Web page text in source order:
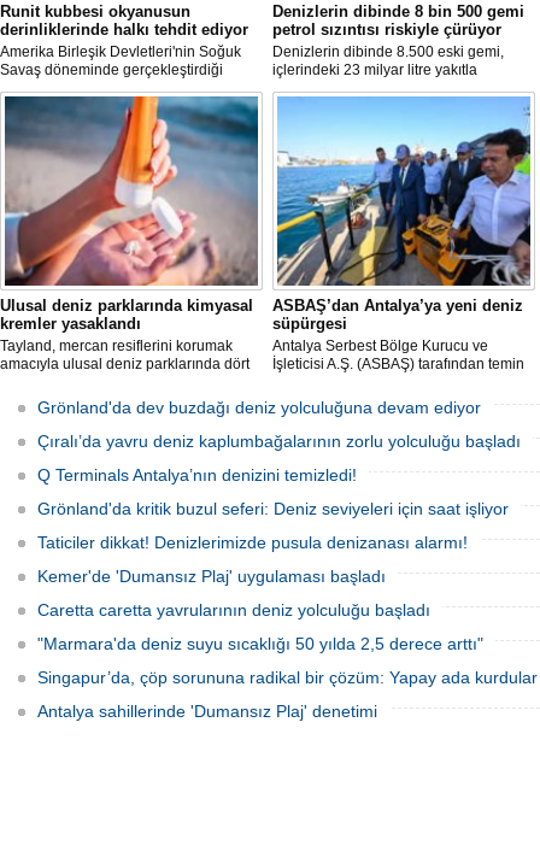
Runit kubbesi okyanusun
derinliklerinde halkı tehdit ediyor
Amerika Birleşik Devletleri'nin Soğuk
Savaş döneminde gerçekleştirdiği
nükleer testlerin ardından kalan
radyoaktif atıkların üzerini kapatan Runit
Kubbesi, çevresel riskler ve deniz
seviyesindeki yükselmeler nedeniyle
tartışma konusu olmaya devam ediyor.
Denizlerin dibinde 8 bin 500 gemi
petrol sızıntısı riskiyle çürüyor
Denizlerin dibinde 8.500 eski gemi,
içlerindeki 23 milyar litre yakıtla
paslanıyor. Bilim insanları, bu
deniz ekosistemleri için büyük bir tehdit
oluşturduğunu belirtiyor.
Ulusal deniz parklarında kimyasal
kremler yasaklandı
Tayland, mercan resiflerini korumak
amacıyla ulusal deniz parklarında dört
kremlerinin kullanımını resmen
yasakladı.
ASBAŞ’dan Antalya’ya yeni deniz
süpürgesi
Antalya Serbest Bölge Kurucu ve
İşleticisi A.Ş. (ASBAŞ) tarafından temin
ve liman temizliği çalışmalarında aktif
olarak kullanılmaya başlandı.
Grönland'da dev buzdağı deniz yolculuğuna devam ediyor
Çıralı’da yavru deniz kaplumbağalarının zorlu yolculuğu başladı
Q Terminals Antalya’nın denizini temizledi!
Grönland'da kritik buzul seferi: Deniz seviyeleri için saat işliyor
Taticiler dikkat! Denizlerimizde pusula denizanası alarmı!
Kemer'de 'Dumansız Plaj' uygulaması başladı
Caretta caretta yavrularının deniz yolculuğu başladı
"Marmara'da deniz suyu sıcaklığı 50 yılda 2,5 derece arttı"
Singapur’da, çöp sorununa radikal bir çözüm: Yapay ada kurdular
Antalya sahillerinde 'Dumansız Plaj' denetimi